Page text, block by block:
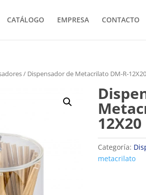
CATÁLOGO EMPRESA CONTACTO
/ Dispensador de Metacrilato DM-R-12X20
12X20
Categoría:
metacrilato